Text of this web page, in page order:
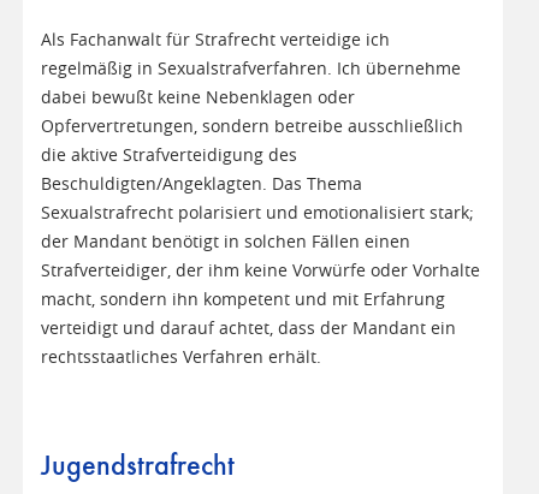
Als Fachanwalt für Strafrecht verteidige ich
regelmäßig in Sexualstrafverfahren. Ich übernehme
dabei bewußt keine Nebenklagen oder
Opfervertretungen, sondern betreibe ausschließlich
die aktive Strafverteidigung des
Beschuldigten/Angeklagten. Das Thema
Sexualstrafrecht polarisiert und emotionalisiert stark;
der Mandant benötigt in solchen Fällen einen
Strafverteidiger, der ihm keine Vorwürfe oder Vorhalte
macht, sondern ihn kompetent und mit Erfahrung
verteidigt und darauf achtet, dass der Mandant ein
rechtsstaatliches Verfahren erhält.
Jugendstrafrecht